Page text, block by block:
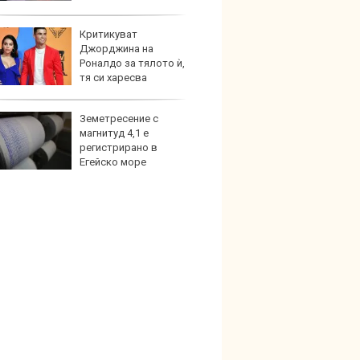
Критикуват
Джорджина на
Роналдо за тялото ѝ,
тя си харесва
Земетресение с
магнитуд 4,1 е
регистрирано в
Егейско море